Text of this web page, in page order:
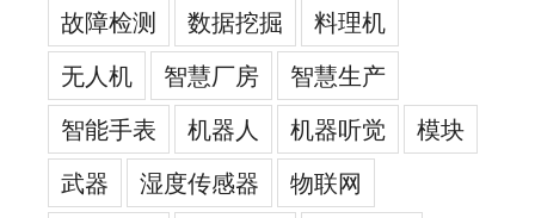
故障检测
数据挖掘
料理机
无人机
智慧厂房
智慧生产
智能手表
机器人 机器听觉
模块
武器
湿度传感器
物联网